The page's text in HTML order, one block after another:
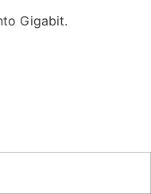
Gigabit.